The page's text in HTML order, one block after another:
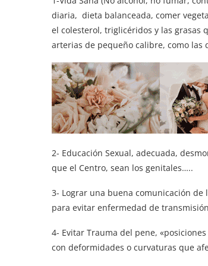
diaria, dieta balanceada, comer
el colesterol, triglicéridos y las grasas
arterias de pequeño calibre, como
2- Educación Sexual, adecuada,
que el Centro, sean los genitales…..
3- Lograr una buena comunicación de
para evitar enfermedad de
4- Evitar Trauma del pene,
con deformidades o curvaturas que